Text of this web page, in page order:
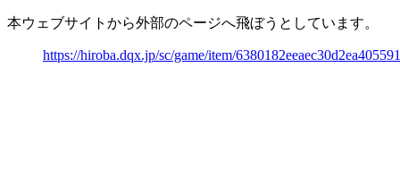
本ウェブサイトから外部のページへ飛ぼうとしています。
https://hiroba.dqx.jp/sc/game/item/